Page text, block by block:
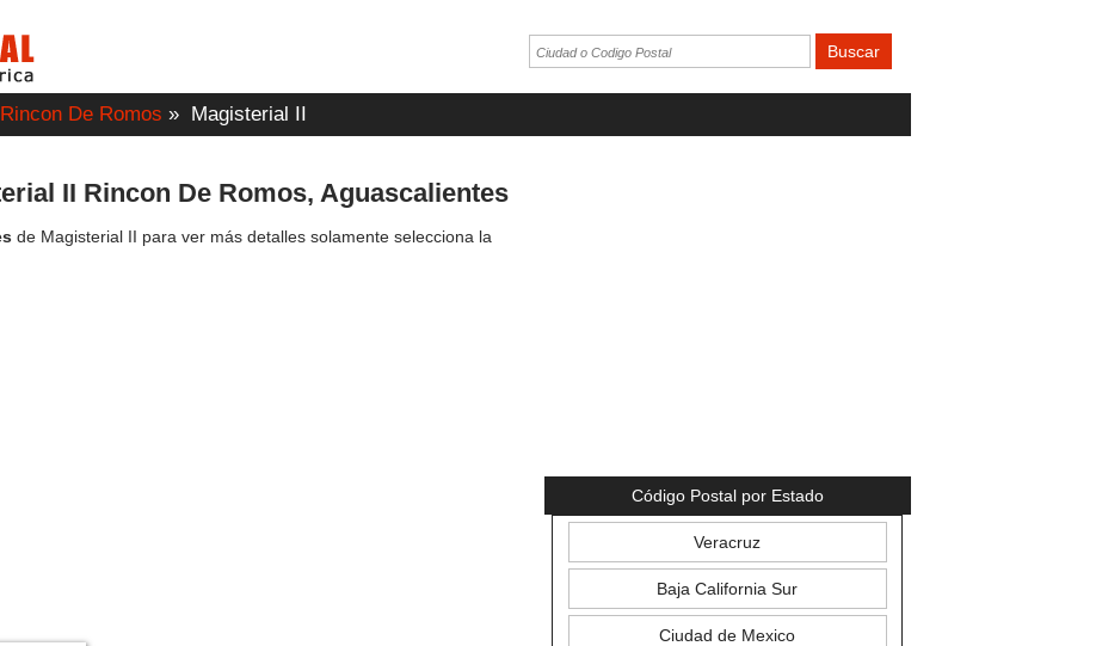
Rincon De Romos » Magisterial II
II Rincon De Romos, Aguascalientes
de Magisterial II para ver más detalles solamente selecciona la
Código Postal por Estado
Veracruz
Baja California Sur
Ciudad de Mexico